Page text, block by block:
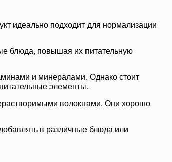
идеально подходит для нормализации
блюда, повышая их питательную
и минералами. Однако стоит
элементы.
волокнами. Они хорошо
в различные блюда или